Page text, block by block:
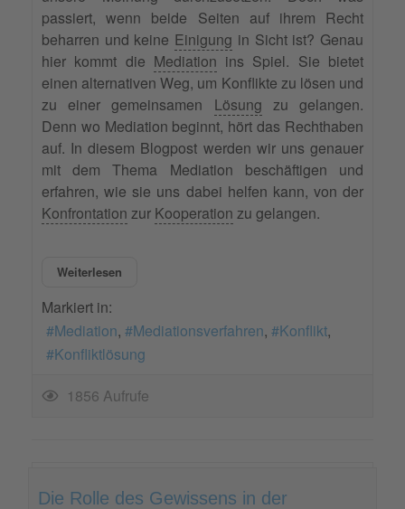
passiert, wenn beide Seiten auf ihrem Recht
beharren und keine Einigung in Sicht ist? Genau
hier kommt die Mediation ins Spiel. Sie bietet
einen alternativen Weg, um Konflikte zu lösen und
zu einer gemeinsamen Lösung zu gelangen.
Denn wo Mediation beginnt, hört das Rechthaben
auf. In diesem Blogpost werden wir uns genauer
mit dem Thema Mediation beschäftigen und
erfahren, wie sie uns dabei helfen kann, von der
Konfrontation zur Kooperation zu gelangen.
Weiterlesen
Markiert in:
Mediation
Mediationsverfahren
Konflikt
Konfliktlösung
1856 Aufrufe
Die Rolle des Gewissens in der